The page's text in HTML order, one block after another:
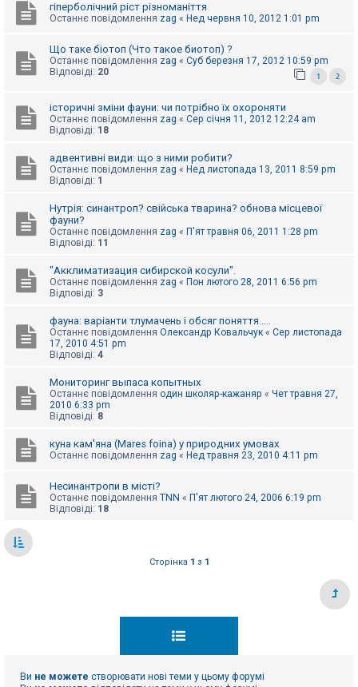
п
в
д
в
м
П
у
о
а
гіперболічний ріст різноманіття
Останнє повідомлення zag « Нед червня 10, 2012 1:01 pm
Що таке біотоп (Что такое биотоп) ?
Останнє повідомлення zag « Суб березня 17, 2012 10:59 pm
Відповіді: 20 1 2
історичні зміни фауни: чи потрібно їх охороняти
Останнє повідомлення zag « Сер січня 11, 2012 12:24 am
Відповіді: 18
адвентивні види: що з ними робити?
Останнє повідомлення zag « Нед листопада 13, 2011 8:59 pm
Відповіді: 1
Нутрія: синантроп? свійська тварина? обнова місцевої
фауни?
Останнє повідомлення zag « П'ят травня 06, 2011 1:28 pm
Відповіді: 11
"Акклиматизация сибирской косули".
Останнє повідомлення zag « Пон лютого 28, 2011 6:56 pm
Відповіді: 3
фауна: варіанти тлумачень і обсяг поняття.....
Останнє повідомлення Олександр Ковальчук « Сер листопада
17, 2010 4:51 pm
Відповіді: 4
Мониторинг выпаса копытных
Останнє повідомлення один школяр-кажаняр « Чет травня 27,
2010 6:33 pm
Відповіді: 8
куна кам'яна (Mares foina) у природних умовах
Останнє повідомлення zag « Нед травня 23, 2010 4:11 pm
Несинантропи в місті?
Останнє повідомлення TNN « П'ят лютого 24, 2006 6:19 pm
Відповіді: 18
Сторінка 1 з 1
Ви не можете створювати нові теми у цьому форумі